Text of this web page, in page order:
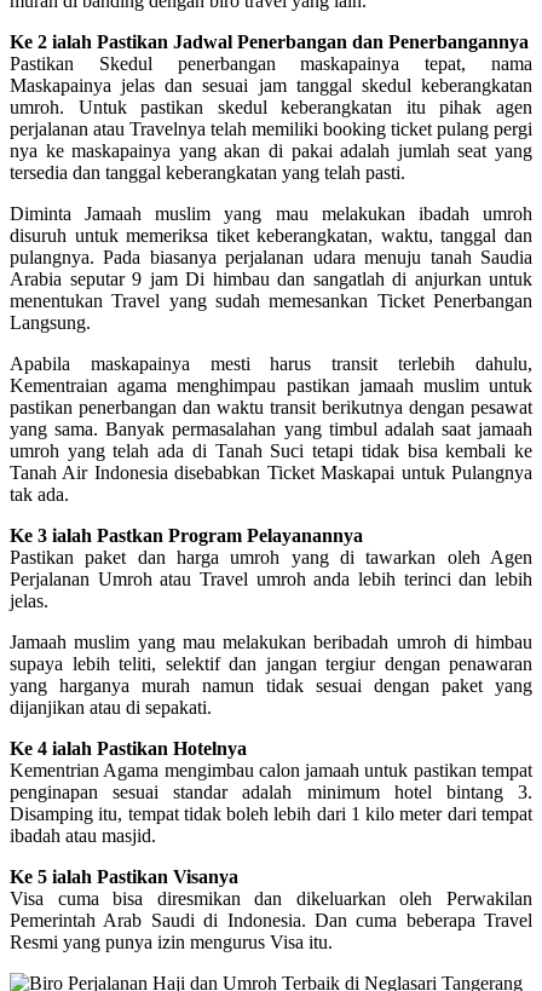
Ke 2 ialah Pastikan Jadwal Penerbangan dan Penerbangannya
Pastikan Skedul penerbangan maskapainya tepat, nama
Maskapainya jelas dan sesuai jam tanggal skedul keberangkatan
umroh. Untuk pastikan skedul keberangkatan itu pihak agen
perjalanan atau Travelnya telah memiliki booking ticket pulang pergi
nya ke maskapainya yang akan di pakai adalah jumlah seat yang
tersedia dan tanggal keberangkatan yang telah pasti.
Diminta Jamaah muslim yang mau melakukan ibadah umroh
disuruh untuk memeriksa tiket keberangkatan, waktu, tanggal dan
pulangnya. Pada biasanya perjalanan udara menuju tanah Saudia
Arabia seputar 9 jam Di himbau dan sangatlah di anjurkan untuk
menentukan Travel yang sudah memesankan Ticket Penerbangan
Langsung.
Apabila maskapainya mesti harus transit terlebih dahulu,
Kementraian agama menghimpau pastikan jamaah muslim untuk
pastikan penerbangan dan waktu transit berikutnya dengan pesawat
yang sama. Banyak permasalahan yang timbul adalah saat jamaah
umroh yang telah ada di Tanah Suci tetapi tidak bisa kembali ke
Tanah Air Indonesia disebabkan Ticket Maskapai untuk Pulangnya
tak ada.
Ke 3 ialah Pastkan Program Pelayanannya
Pastikan paket dan harga umroh yang di tawarkan oleh Agen
Perjalanan Umroh atau Travel umroh anda lebih terinci dan lebih
jelas.
Jamaah muslim yang mau melakukan beribadah umroh di himbau
supaya lebih teliti, selektif dan jangan tergiur dengan penawaran
yang harganya murah namun tidak sesuai dengan paket yang
dijanjikan atau di sepakati.
Ke 4 ialah Pastikan Hotelnya
Kementrian Agama mengimbau calon jamaah untuk pastikan tempat
penginapan sesuai standar adalah minimum hotel bintang 3.
Disamping itu, tempat tidak boleh lebih dari 1 kilo meter dari tempat
ibadah atau masjid.
Ke 5 ialah Pastikan Visanya
Visa cuma bisa diresmikan dan dikeluarkan oleh Perwakilan
Pemerintah Arab Saudi di Indonesia. Dan cuma beberapa Travel
Resmi yang punya izin mengurus Visa itu.